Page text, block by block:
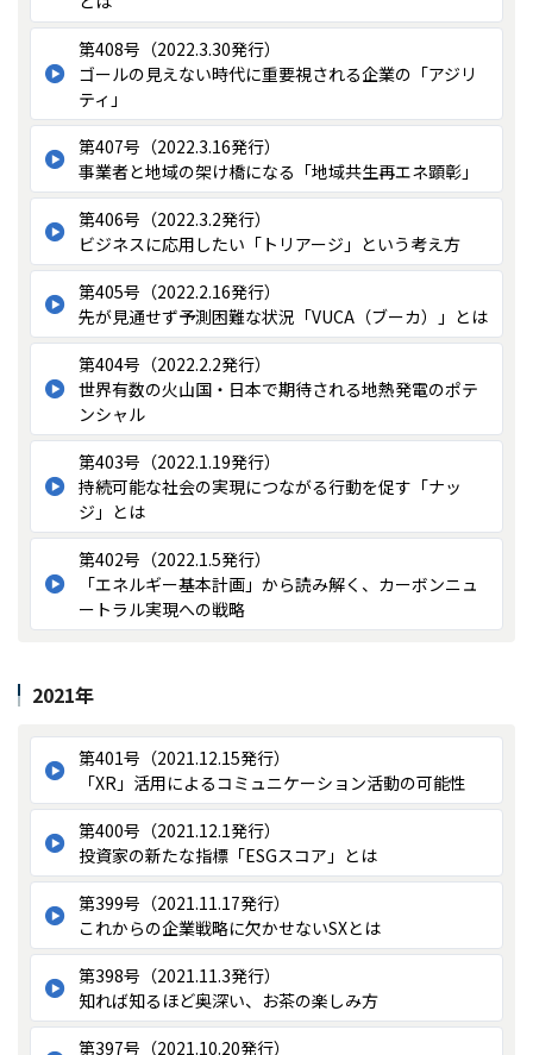
第408号（2022.3.30発行）
ゴールの見えない時代に重要視される企業の「アジリ
ティ」
第407号（2022.3.16発行）
事業者と地域の架け橋になる「地域共生再エネ顕彰」
第406号（2022.3.2発行）
ビジネスに応用したい「トリアージ」という考え方
第405号（2022.2.16発行）
先が見通せず予測困難な状況「VUCA（ブーカ）」とは
第404号（2022.2.2発行）
世界有数の火山国・日本で期待される地熱発電のポテ
ンシャル
第403号（2022.1.19発行）
持続可能な社会の実現につながる行動を促す「ナッ
ジ」とは
第402号（2022.1.5発行）
「エネルギー基本計画」から読み解く、カーボンニュ
ートラル実現への戦略
2021年
第401号（2021.12.15発行）
「XR」活用によるコミュニケーション活動の可能性
第400号（2021.12.1発行）
投資家の新たな指標「ESGスコア」とは
第399号（2021.11.17発行）
これからの企業戦略に欠かせないSXとは
第398号（2021.11.3発行）
知れば知るほど奥深い、お茶の楽しみ方
第397号（2021.10.20発行）